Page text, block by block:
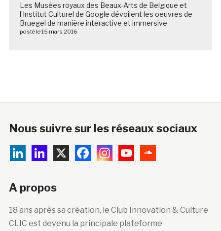
Les Musées royaux des Beaux-Arts de Belgique et
l’Institut Culturel de Google dévoilent les oeuvres de
Bruegel de manière interactive et immersive
posté le 15 mars 2016
Nous suivre sur les réseaux sociaux
A propos
18 ans après sa création, le Club Innovation & Culture
CLIC est devenu la principale plateforme